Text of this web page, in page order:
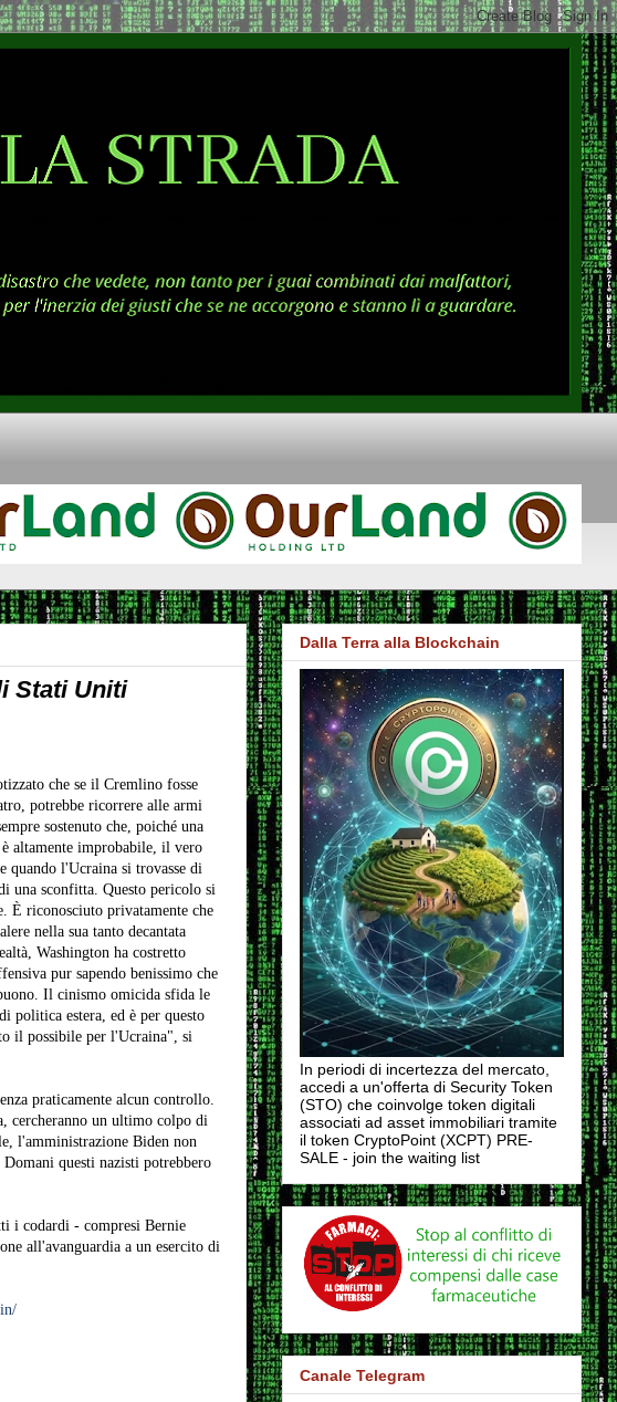
Stati Uniti
che se il Cremlino fosse
potrebbe ricorrere alle armi
sostenuto che, poiché una
altamente improbabile, il vero
quando l'Ucraina si trovasse di
una sconfitta. Questo pericolo si
È riconosciuto privatamente che
nella sua tanto decantata
Washington ha costretto
pur sapendo benissimo che
Il cinismo omicida sfida le
politica estera, ed è per questo
il possibile per l'Ucraina", si
praticamente alcun controllo.
cercheranno un ultimo colpo di
l'amministrazione Biden non
questi nazisti potrebbero
i codardi - compresi Bernie
all'avanguardia a un esercito di
Dalla Terra alla Blockchain
In periodi di incertezza del mercato,
accedi a un'offerta di Security Token
(STO) che coinvolge token digitali
associati ad asset immobiliari tramite
il token CryptoPoint (XCPT) PRE-
SALE - join the waiting list
Canale Telegram